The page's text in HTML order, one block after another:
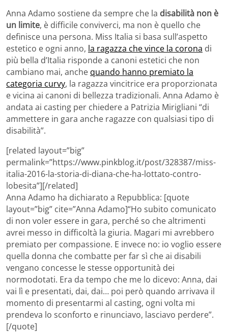
Anna Adamo sostiene da sempre che la disabilità non è
un limite, è difficile conviverci, ma non è quello che
definisce una persona. Miss Italia si basa sull’aspetto
estetico e ogni anno, la ragazza che vince la corona di
più bella d’Italia risponde a canoni estetici che non
cambiano mai, anche quando hanno premiato la
categoria curvy, la ragazza vincitrice era proporzionata
e vicina ai canoni di bellezza tradizionali. Anna Adamo è
andata ai casting per chiedere a Patrizia Mirigliani “di
ammettere in gara anche ragazze con qualsiasi tipo di
disabilità”.
[related layout=”big”
permalink=”https://www.pinkblog.it/post/328387/miss-
italia-2016-la-storia-di-diana-che-ha-lottato-contro-
lobesita”][/related]
Anna Adamo ha dichiarato a Repubblica: [quote
layout=”big” cite=”Anna Adamo]“Ho subito comunicato
di non voler essere in gara, perché so che altrimenti
avrei messo in difficoltà la giuria. Magari mi avrebbero
premiato per compassione. E invece no: io voglio essere
quella donna che combatte per far sì che ai disabili
vengano concesse le stesse opportunità dei
normodotati. Era da tempo che me lo dicevo: Anna, dai
vai lì e presentati, dai, dai… poi però quando arrivava il
momento di presentarmi al casting, ogni volta mi
prendeva lo sconforto e rinunciavo, lasciavo perdere”.
[/quote]